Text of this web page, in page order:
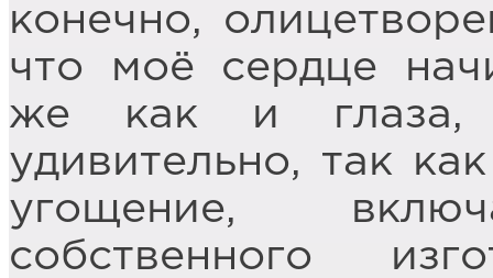
конечно,
что моё сердце
же как и глаза,
удивительно, так
угощение,
собственного